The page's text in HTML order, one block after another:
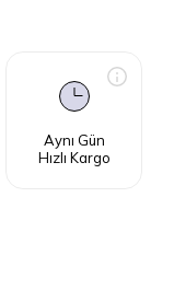
Aynı Gün
Hızlı Kargo